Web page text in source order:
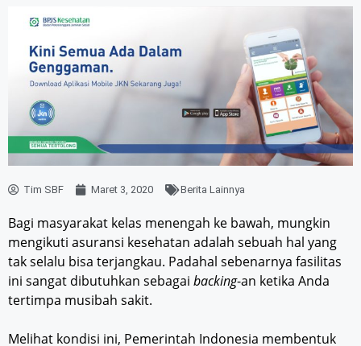
Tim SBF Maret 3, 2020 Berita Lainnya
Bagi masyarakat kelas menengah ke bawah, mungkin
mengikuti asuransi kesehatan adalah sebuah hal yang
tak selalu bisa terjangkau. Padahal sebenarnya fasilitas
ini sangat dibutuhkan sebagai backing-an ketika Anda
tertimpa musibah sakit.
Melihat kondisi ini, Pemerintah Indonesia membentuk